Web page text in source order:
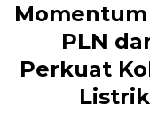
PLN
Perkuat